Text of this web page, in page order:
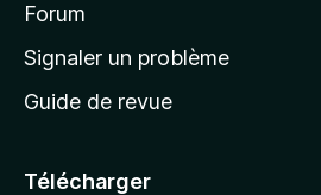
a
c
e
Forum
Signaler un problème
Guide de revue
Télécharger